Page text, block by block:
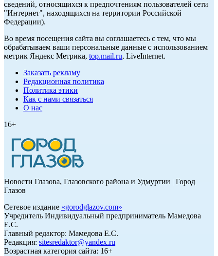
сведений, относящихся к предпочтениям пользователей сети
"Интернет", находящихся на территории Российской
Федерации).
Во время посещения сайта вы соглашаетесь с тем, что мы
обрабатываем ваши персональные данные с использованием
метрик Яндекс Метрика, top.mail.ru, LiveInternet.
Заказать рекламу
Редакционная политика
Политика этики
Как с нами связаться
О нас
16+
Новости Глазова, Глазовского района и Удмуртии | Город
Глазов
Сетевое издание «gorodglazov.com»
Учредитель Индивидуальный предприниматель Мамедова
Е.С.
Главный редактор: Мамедова Е.С.
Редакция: sitesredaktor@yandex.ru
Возрастная категория сайта: 16+